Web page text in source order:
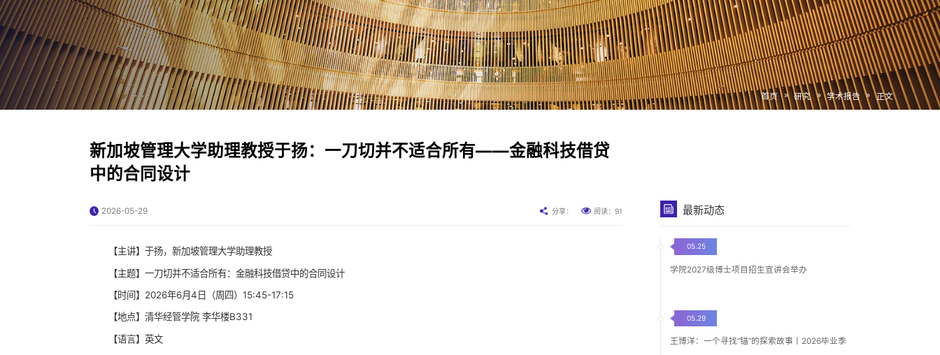
首页 » 研究 » 学术报告 » 正文
新加坡管理大学助理教授于扬：一刀切并不适合所有——金融科技借贷
中的合同设计
2026-05-29 分享： 阅读： 91
【主讲】于扬，新加坡管理大学助理教授
【主题】一刀切并不适合所有：金融科技借贷中的合同设计
【时间】2026年6月4日（周四）15:45-17:15
【地点】清华经管学院 李华楼B331
【语言】英文
最新动态
05.25
学院2027级博士项目招生宣讲会举办
05.29
王博洋：一个寻找“锚”的探索故事丨2026毕业季